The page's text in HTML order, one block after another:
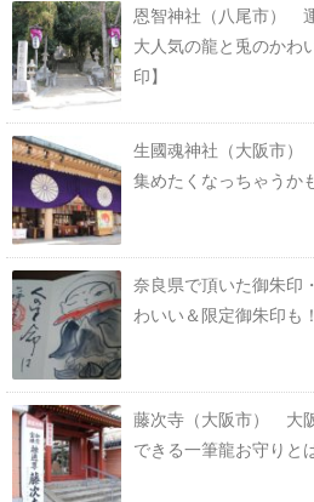
恩智神社（八尾市）
大人気の龍と兎のかわ
印】
生國魂神社（大阪市
集めたくなっちゃうか
奈良県で頂いた御朱印
わいい＆限定御朱印も
藤次寺（大阪市） 大
できる一筆龍お守りと